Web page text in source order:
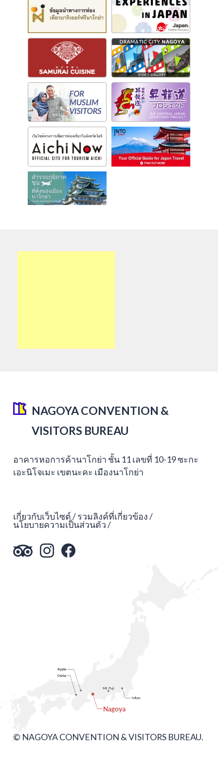
NAGOYA CONVENTION &
VISITORS BUREAU
อาคารหอการค้านาโกย่า ชั้น 11 เลขที่ 10-19 ซะกะ
เอะนิโจเมะ เขตนะคะ เมืองนาโกย่า
เกี่ยวกับเว็บไซต์ รวมลิงค์ที่เกี่ยวข้อง
นโยบายความเป็นส่วนตัว
© NAGOYA CONVENTION & VISITORS BUREAU.